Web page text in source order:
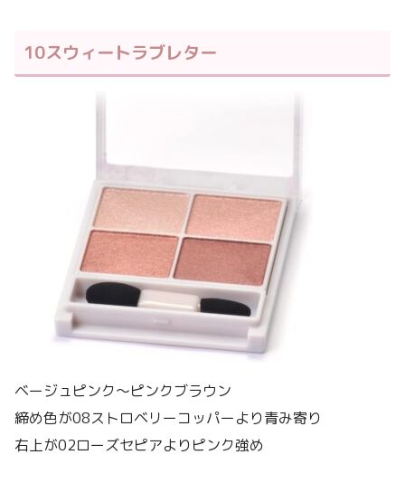
10スウィートラブレター
ベージュピンク〜ピンクブラウン
締め色が08ストロベリーコッパーより青み寄り
右上が02ローズセピアよりピンク強め